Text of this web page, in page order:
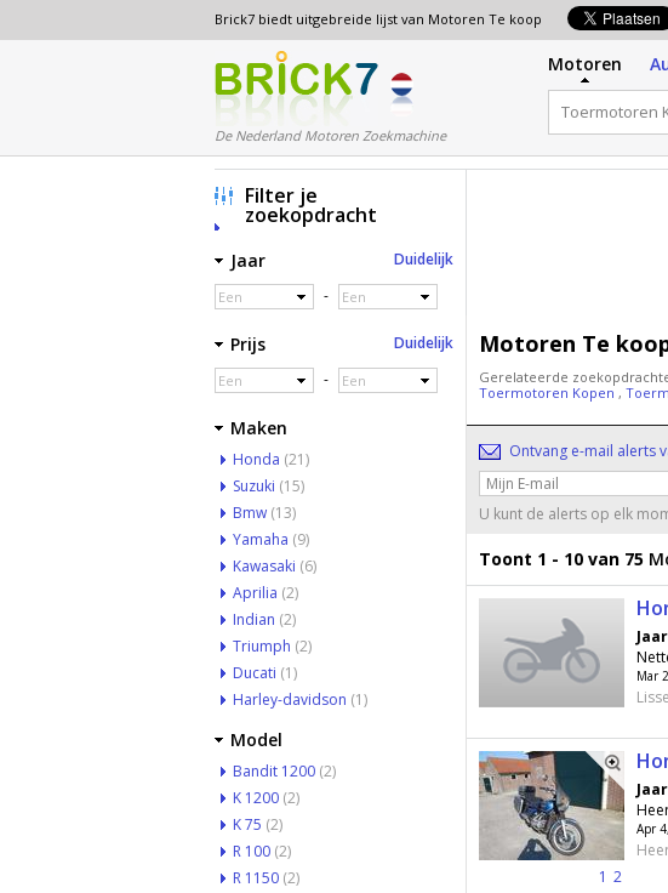
Brick7 biedt uitgebreide lijst van Motoren Te koop
De Nederland Motoren Zoekmachine
Motoren
Motoren Te
Gerelateerde
Toermotoren Kopen ,
Ontvang e-mail alerts
U kunt de alerts op elk
Toont 1 - 10 van 75
Mar
1 2
Apr
Filter je
zoekopdracht
Jaar Duidelijk
Een - Een
Prijs Duidelijk
Een - Een
Maken
Honda (21)
Suzuki (15)
Bmw (13)
Yamaha (9)
Kawasaki (6)
Aprilia (2)
Indian (2)
Triumph (2)
Ducati (1)
Harley-davidson (1)
Model
Bandit 1200 (2)
K 1200 (2)
K 75 (2)
R 100 (2)
R 1150 (2)